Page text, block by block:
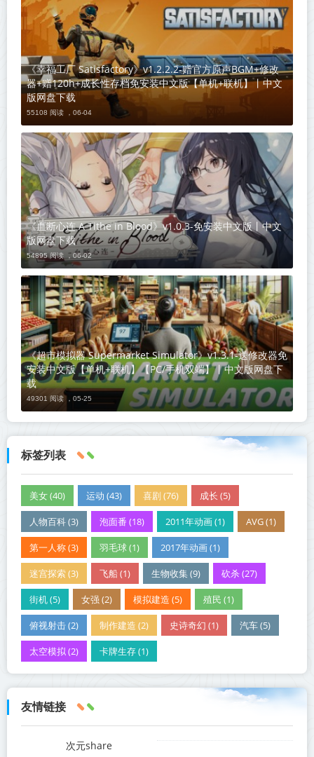
《幸福工厂 Satisfactory》v1.2.2.2-赠官方原声BGM+修改
器+赠120h+成长性存档免安装中文版【单机+联机】丨中文
版网盘下载
55108 阅读 ， 06-04
《血断心连 A Tithe in Blood》v1.0.3-免安装中文版丨中文
版网盘下载
54895 阅读 ， 06-02
《超市模拟器 Supermarket Simulator》v1.3.1-送修改器免
安装中文版【单机+联机】【PC/手机双端】丨中文版网盘下
载
49301 阅读 ， 05-25
标签列表
美女 (40) 运动 (43) 喜剧 (76) 成长 (5)
人物百科 (3) 泡面番 (18) 2011年动画 (1) AVG (1)
第一人称 (3) 羽毛球 (1) 2017年动画 (1)
迷宫探索 (3) 飞船 (1) 生物收集 (9) 砍杀 (27)
街机 (5) 女强 (2) 模拟建造 (5) 殖民 (1)
俯视射击 (2) 制作建造 (2) 史诗奇幻 (1) 汽车 (5)
太空模拟 (2) 卡牌生存 (1)
友情链接
次元share